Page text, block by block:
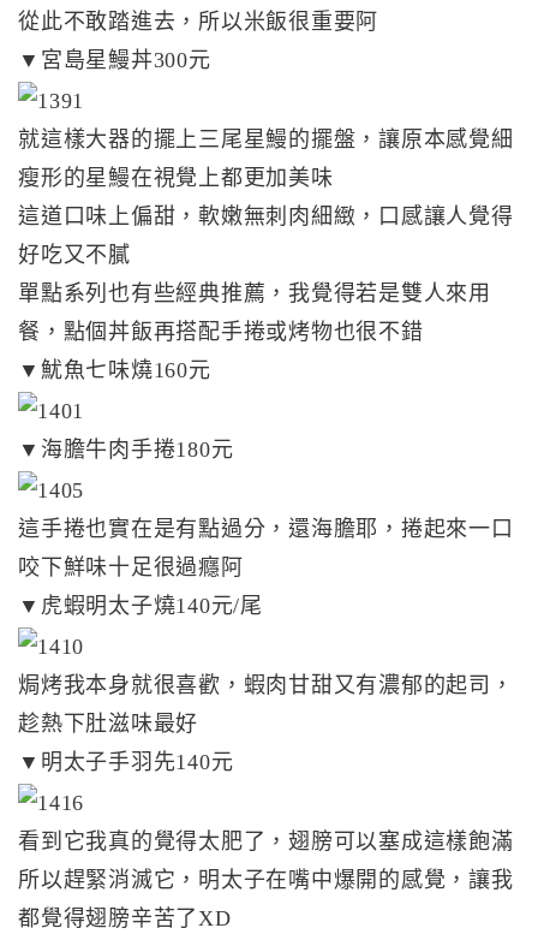
從此不敢踏進去，所以米飯很重要阿
▼宮島星鰻丼300元
就這樣大器的擺上三尾星鰻的擺盤，讓原本感覺細
瘦形的星鰻在視覺上都更加美味
這道口味上偏甜，軟嫩無刺肉細緻，口感讓人覺得
好吃又不膩
單點系列也有些經典推薦，我覺得若是雙人來用
餐，點個丼飯再搭配手捲或烤物也很不錯
▼魷魚七味燒160元
▼海膽牛肉手捲180元
這手捲也實在是有點過分，還海膽耶，捲起來一口
咬下鮮味十足很過癮阿
▼虎蝦明太子燒140元/尾
焗烤我本身就很喜歡，蝦肉甘甜又有濃郁的起司，
趁熱下肚滋味最好
▼明太子手羽先140元
看到它我真的覺得太肥了，翅膀可以塞成這樣飽滿
所以趕緊消滅它，明太子在嘴中爆開的感覺，讓我
都覺得翅膀辛苦了XD